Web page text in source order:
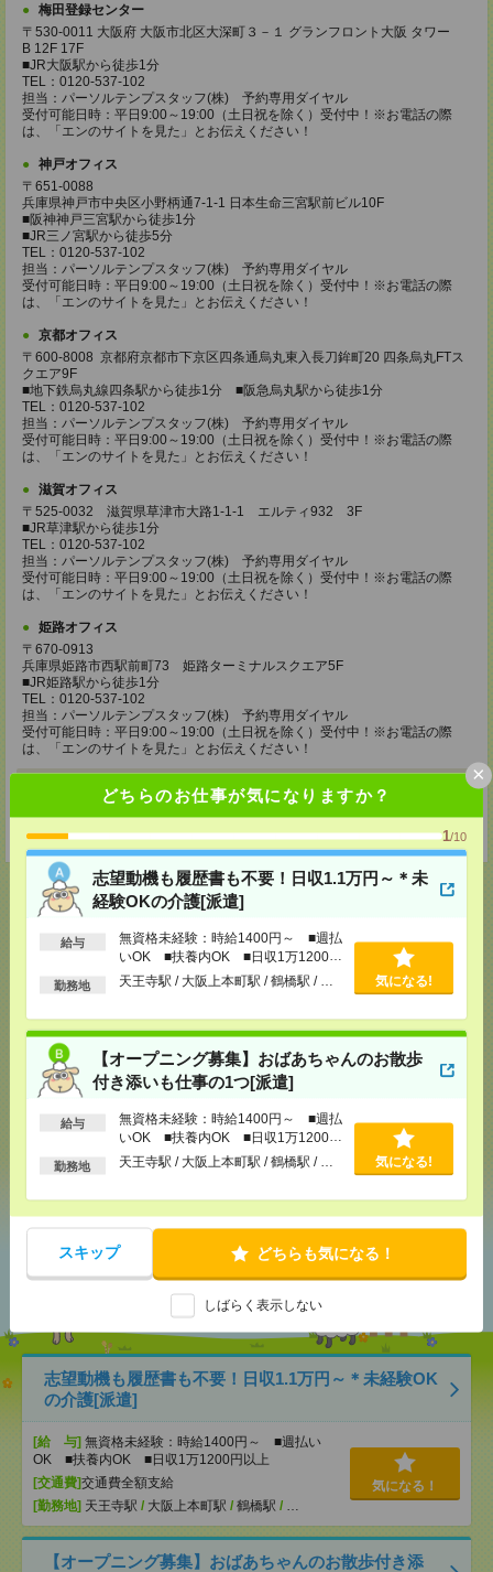
どちらのお仕事が気になりますか？
1/10
志望動機も履歴書も不要！日収1.1万円～＊未
経験OKの介護[派遣]
給与
無資格未経験：時給1400円～ ■週払
いOK ■扶養内OK ■日収1万1200円
以上
勤務地 天王寺駅 / 大阪上本町駅 / 鶴橋駅 / … 気になる!
【オープニング募集】おばあちゃんのお散歩
付き添いも仕事の1つ[派遣]
給与
無資格未経験：時給1400円～ ■週払
いOK ■扶養内OK ■日収1万1200円
以上
勤務地 天王寺駅 / 大阪上本町駅 / 鶴橋駅 / … 気になる!
スキップ どちらも気になる！
しばらく表示しない
×
梅田登録センター
〒530-0011 大阪府 大阪市北区大深町３－１ グランフロント大阪 タワー
B 12F 17F
■JR大阪駅から徒歩1分
TEL：0120-537-102
担当：パーソルテンプスタッフ(株) 予約専用ダイヤル
受付可能日時：平日9:00～19:00（土日祝を除く）受付中！※お電話の際
は、「エンのサイトを見た」とお伝えください！
神戸オフィス
〒651-0088
兵庫県神戸市中央区小野柄通7-1-1 日本生命三宮駅前ビル10F
■阪神神戸三宮駅から徒歩1分
■JR三ノ宮駅から徒歩5分
TEL：0120-537-102
担当：パーソルテンプスタッフ(株) 予約専用ダイヤル
受付可能日時：平日9:00～19:00（土日祝を除く）受付中！※お電話の際
は、「エンのサイトを見た」とお伝えください！
京都オフィス
〒600-8008 京都府京都市下京区四条通烏丸東入長刀鉾町20 四条烏丸FTス
クエア9F
■地下鉄烏丸線四条駅から徒歩1分 ■阪急烏丸駅から徒歩1分
TEL：0120-537-102
担当：パーソルテンプスタッフ(株) 予約専用ダイヤル
受付可能日時：平日9:00～19:00（土日祝を除く）受付中！※お電話の際
は、「エンのサイトを見た」とお伝えください！
滋賀オフィス
〒525-0032 滋賀県草津市大路1-1-1 エルティ932 3F
■JR草津駅から徒歩1分
TEL：0120-537-102
担当：パーソルテンプスタッフ(株) 予約専用ダイヤル
受付可能日時：平日9:00～19:00（土日祝を除く）受付中！※お電話の際
は、「エンのサイトを見た」とお伝えください！
姫路オフィス
〒670-0913
兵庫県姫路市西駅前町73 姫路ターミナルスクエア5F
■JR姫路駅から徒歩1分
TEL：0120-537-102
担当：パーソルテンプスタッフ(株) 予約専用ダイヤル
受付可能日時：平日9:00～19:00（土日祝を除く）受付中！※お電話の際
は、「エンのサイトを見た」とお伝えください！
【面談付き電話登録】・【面談なしオンライン登録】どちらも来社不要で
す！
応募ページへ
気になる！
シェア ブックマーク
あなたの閲覧履歴からの
おすすめ
志望動機も履歴書も不要！日収1.1万円～＊未経験OK
の介護[派遣]
[給 与] 無資格未経験：時給1400円～ ■週払い
OK ■扶養内OK ■日収1万1200円以上
[交通費]交通費全額支給
[勤務地] 天王寺駅 / 大阪上本町駅 / 鶴橋駅 / …
気になる！
【オープニング募集】おばあちゃんのお散歩付き添